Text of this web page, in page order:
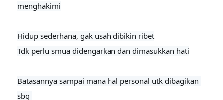
menghakimi
Hidup sederhana, gak usah dibikin ribet
Tdk perlu smua didengarkan dan dimasukkan hati
Batasannya sampai mana hal personal utk dibagikan